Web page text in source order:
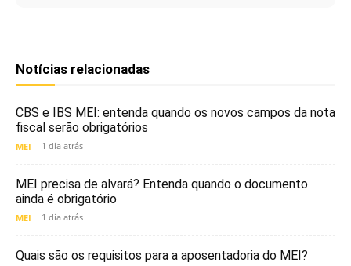
Notícias relacionadas
CBS e IBS MEI: entenda quando os novos campos da nota
fiscal serão obrigatórios
MEI 1 dia atrás
MEI precisa de alvará? Entenda quando o documento
ainda é obrigatório
MEI 1 dia atrás
Quais são os requisitos para a aposentadoria do MEI?